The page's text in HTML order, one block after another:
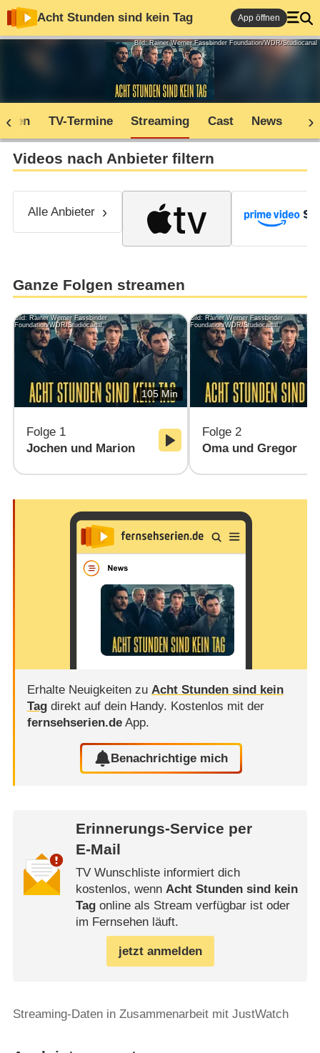
Acht Stunden sind kein Tag App öffnen
Bild: Rainer Werner Fassbinder Foundation/WDR/Studiocanal
TV-Termine Streaming Cast News
Videos nach Anbieter filtern
Alle Anbieter
Ganze Folgen streamen
Bild: Rainer Werner Fassbinder
Foundation/WDR/Studiocanal
105 Min
Folge 1
Jochen und Marion
Bild: Rainer Werner Fassbinder
Foundation/WDR/Studiocanal
Folge 2
Oma und Gregor
Erhalte Neuigkeiten zu Acht Stunden sind kein
Tagdirekt auf dein Handy. Kostenlos mit der
fernsehserien.deApp.
Benachrichtige mich
Erinnerungs-Service per
E-Mail
TV Wunschliste informiert dich
kostenlos, wenn Acht Stunden sind kein
Tagonline als Stream verfügbar ist oder
im Fernsehen läuft.
jetzt anmelden
Streaming-Daten in Zusammenarbeit mit JustWatch